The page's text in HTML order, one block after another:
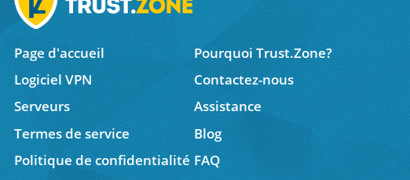
Page d'accueil
Pourquoi Trust.Zone?
Logiciel VPN
Contactez-nous
Serveurs
Assistance
Termes de service
Blog
Politique de confidentialité FAQ